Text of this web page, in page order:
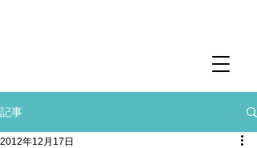
記事
2012年12月17日